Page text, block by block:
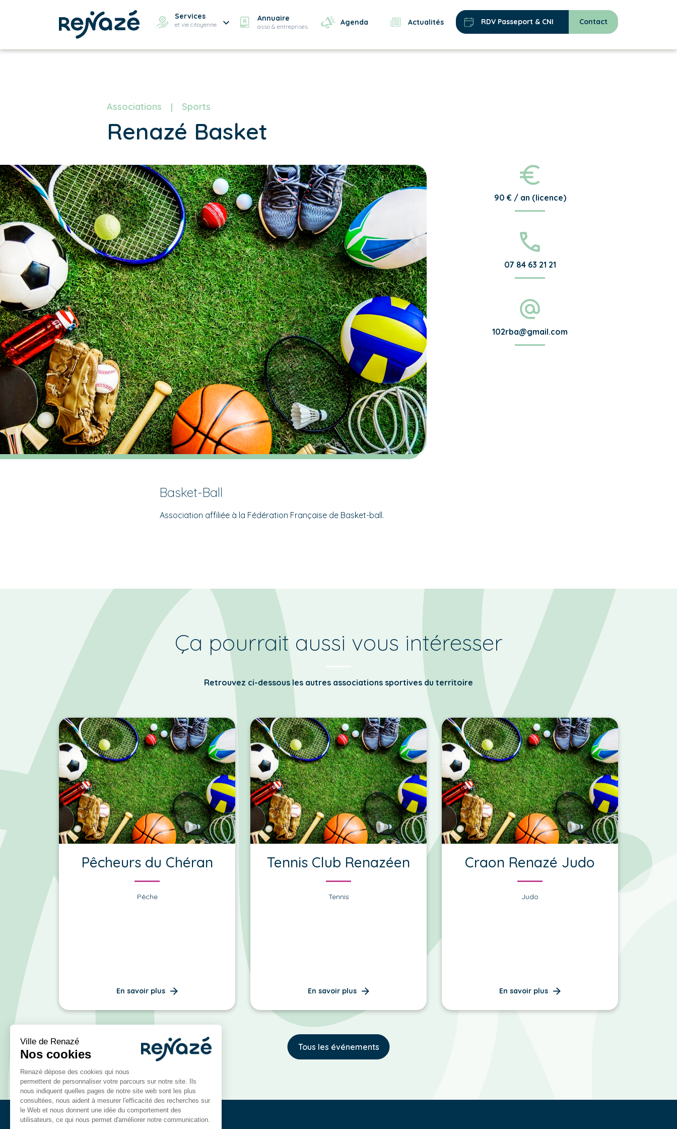
Services
et vie citoyenne
Annuaire
asso & entreprises Agenda Actualités RDV Passeport & CNI Contact
Associations Sports
Renazé Basket
90 € / an (licence)
07 84 63 21 21
102rba@gmail.com
Basket-Ball
Association affiliée à la Fédération Française de Basket-ball.
Ça pourrait aussi vous intéresser
Retrouvez ci-dessous les autres associations sportives du territoire
Pêcheurs du Chéran
Pêche
En savoir plus
Tennis Club Renazéen
Tennis
En savoir plus
Craon Renazé Judo
Judo
En savoir plus
Tous les événements